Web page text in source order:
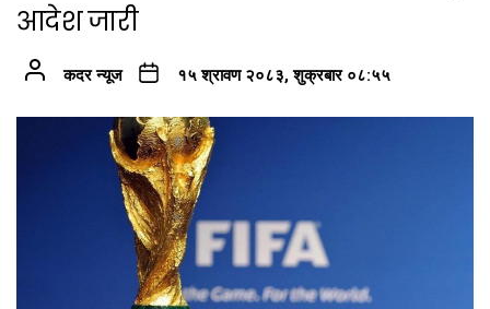
आदेश जारी
कदर न्यूज १५ श्रावण २०८३, शुक्रबार ०८:५५